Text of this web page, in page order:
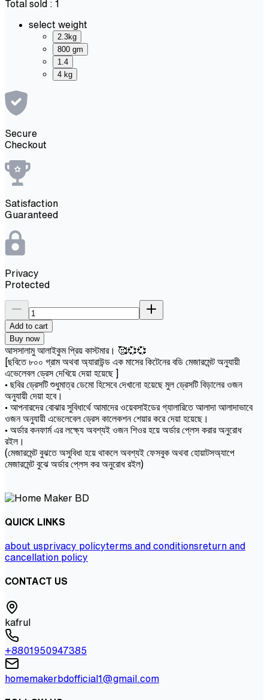
Total sold : 1
select weight
2.3kg
800 gm
1.4
4 kg
Secure
Checkout
Satisfaction
Guaranteed
Privacy
Protected
Add to cart
Buy now
আসসালামু আলাইকুম প্রিয় কাস্টমার। 🥰💞💞
[ছবিতে ৮০০ গ্রাম অথবা অ্যারাউন্ড এক মাসের কিটেনের বডি মেজারমেন্ট অনুযায়ী
এভেলেবল ড্রেস দেখিয়ে দেয়া হয়েছে ]
• ছবির ড্রেসটি শুধুমাত্র ডেমো হিসেবে দেখানো হয়েছে মুল ড্রেসটি বিড়ালের ওজন
অনুযায়ী দেয়া হবে।
• আপনারদের বোঝার সুবিধার্থে আমাদের ওয়েবসাইডের গ্যালারিতে আলাদা আলাদাভাবে
ওজন অনুযায়ী এভেলেবেল ড্রেস কালেকশন শেয়ার করে দেয়া হয়েছে।
• অর্ডার কনফার্ম এর লক্ষ্যে অবশ্যই ওজন শিওর হয়ে অর্ডার প্লেস করার অনুরোধ
রইল।
(মেজারমেন্ট বুঝতে অসুবিধা হয়ে থাকলে অবশ্যই ফেসবুক অথবা হোয়াটসঅ্যাপে
মেজারমেন্ট বুঝে অর্ডার প্লেস কর অনুরোধ রইল)
QUICK LINKS
about usprivacy policyterms and conditionsreturn and
cancellation policy
CONTACT US
kafrul
+8801950947385
homemakerbdofficial1@gmail.com